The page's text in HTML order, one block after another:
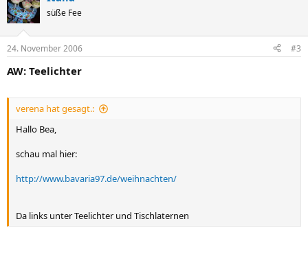
süße Fee
24. November 2006 #3
AW: Teelichter
verena hat gesagt.:
Hallo Bea,
schau mal hier:
http://www.bavaria97.de/weihnachten/
Da links unter Teelichter und Tischlaternen